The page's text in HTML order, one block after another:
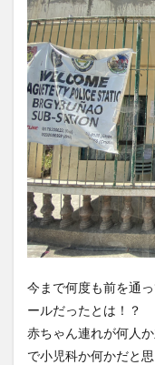
今まで何度も前を通
ールだったとは！？
赤ちゃん連れが何人
で小児科か何かだと思